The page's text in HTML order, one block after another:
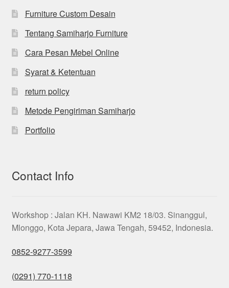
Furniture Custom Desain
Tentang Samiharjo Furniture
Cara Pesan Mebel Online
Syarat & Ketentuan
return policy
Metode Pengiriman Samiharjo
Portfolio
Contact Info
Workshop : Jalan KH. Nawawi KM2 18/03. Sinanggul,
Mlonggo, Kota Jepara, Jawa Tengah, 59452, Indonesia.
0852-9277-3599
(0291) 770-1118